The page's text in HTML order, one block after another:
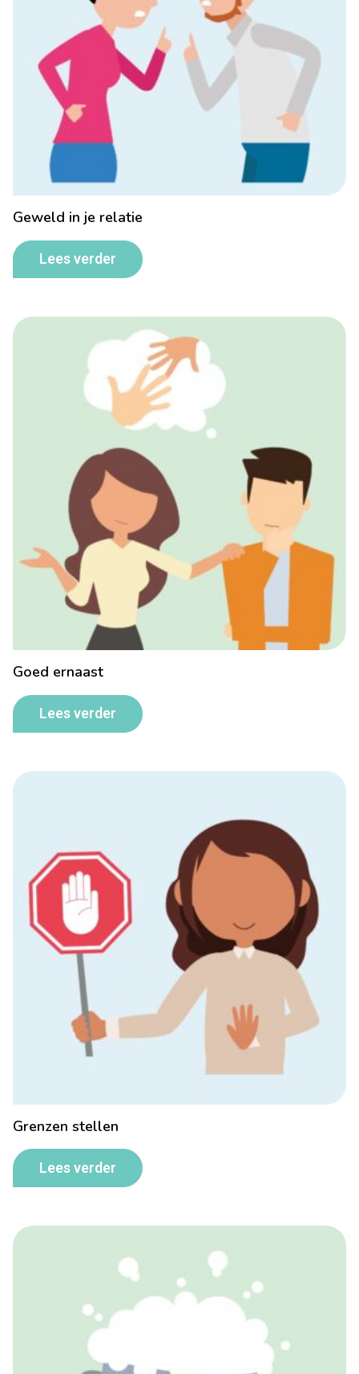
Geweld in je relatie
Lees verder
Goed ernaast
Lees verder
Grenzen stellen
Lees verder